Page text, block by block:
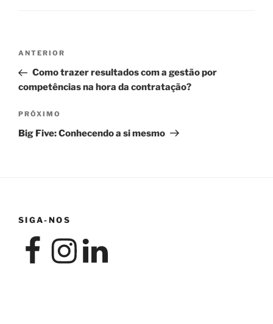
Navegação
Post
Post
anterior
ANTERIOR
Como trazer resultados com a gestão por
competências na hora da contratação?
Próximo
post
PRÓXIMO
Big Five: Conhecendo a si mesmo
SIGA-NOS
FacebookInstagramLinkedIn